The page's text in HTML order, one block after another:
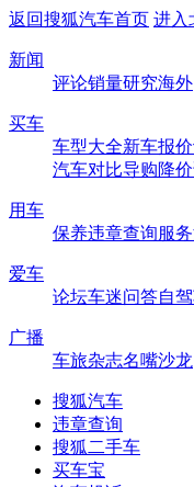
返回搜狐汽车首页 进入
新闻
评论销量研究海外
买车
车型大全新车报价
汽车对比导购降价
用车
保养违章查询服务
爱车
论坛车迷问答自驾
广播
车旅杂志名嘴沙龙
搜狐汽车
违章查询
搜狐二手车
买车宝